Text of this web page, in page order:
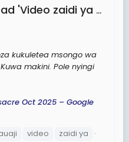
za mauaji yaliyofanywa wakati wa uchaguzi zimewekwa kwenye google drive: Pitia link hii'
kukuletea msongo wa
makini. Pole nyingi
Oct 2025 – Google
video
zaidi ya